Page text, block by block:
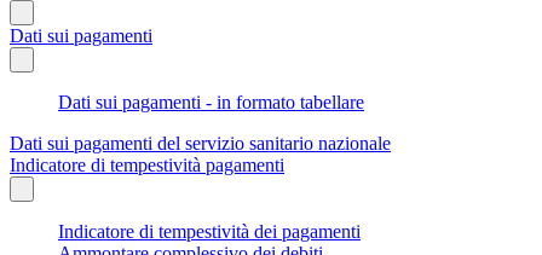
Dati sui pagamenti
Dati sui pagamenti - in formato tabellare
Dati sui pagamenti del servizio sanitario nazionale
Indicatore di tempestività pagamenti
Indicatore di tempestività dei pagamenti